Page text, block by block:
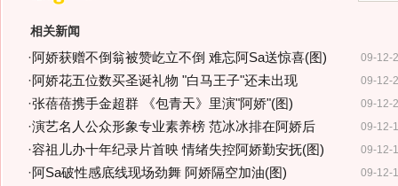
相关新闻
09-12-
·阿娇获赠不倒翁被赞屹立不倒 难忘阿Sa送惊喜(图)
09-12-
·阿娇花五位数买圣诞礼物 "白马王子"还未出现
09-12-
·张蓓蓓携手金超群 《包青天》里演"阿娇"(图)
09-12-
·演艺名人公众形象专业素养榜 范冰冰排在阿娇后
09-12-
·容祖儿办十年纪录片首映 情绪失控阿娇勤安抚(图)
09-12-
·阿Sa破性感底线现场劲舞 阿娇隔空加油(图)